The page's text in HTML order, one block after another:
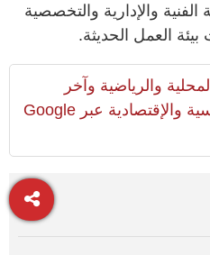
الفنية والإدارية والتخصصية
العمل الحديثة.
والرياضية وآخر
المستجدات السياسية والإقتصادية عبر Google